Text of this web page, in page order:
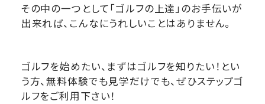
その中の一つとして「ゴルフの上達」のお手伝いが
出来れば、こんなにうれしいことはありません。
ゴルフを始めたい、まずはゴルフを知りたい！とい
う方、無料体験でも見学だけでも、ぜひステップゴ
ルフをご利用下さい！